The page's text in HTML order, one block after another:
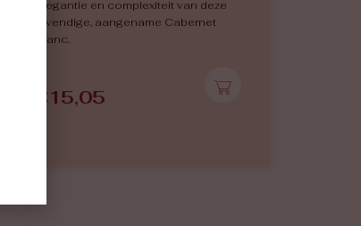
elegantie en complexiteit van deze
levendige, aangename Cabernet
Franc.
€ 15,05